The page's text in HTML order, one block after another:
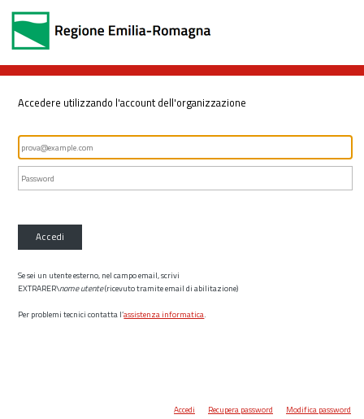
Accedere utilizzando l'account dell'organizzazione
Accedi
Se sei un utente esterno, nel campo email, scrivi
EXTRARER\nome utente(ricevuto tramite email di abilitazione)
Per problemi tecnici contatta l’assistenza informatica.
Accedi Recupera password Modifica password